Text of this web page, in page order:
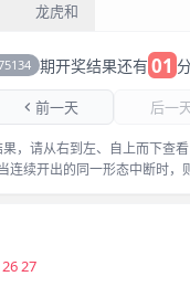
龙虎和
期开奖结果还有01
前一天 后一
，请从右到左、自上而下查
连续开出的同一形态中断时，
27